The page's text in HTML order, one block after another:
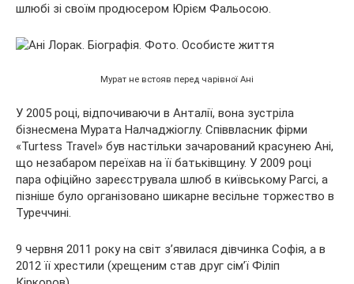
шлюбі зі своїм продюсером Юрієм Фальосою.
Мурат не встояв перед чарівної Ані
У 2005 році, відпочиваючи в Анталії, вона зустріла
бізнесмена Мурата Налчаджіоглу. Співвласник фірми
«Turtess Travel» був настільки зачарований красунею Ані,
що незабаром переїхав на її батьківщину. У 2009 році
пара офіційно зареєструвала шлюб в київському Рагсі, а
пізніше було організовано шикарне весільне торжество в
Туреччині.
9 червня 2011 року на світ з’явилася дівчинка Софія, а в
2012 її хрестили (хрещеним став друг сім’ї Філіп